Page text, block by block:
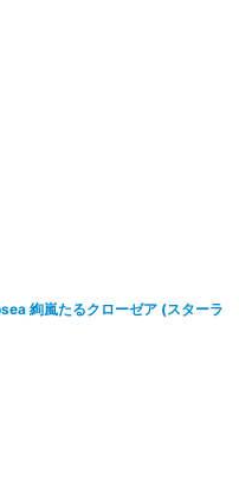
絢嵐たるクローゼア (スターラ